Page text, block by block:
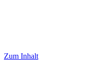
Zum Inhalt